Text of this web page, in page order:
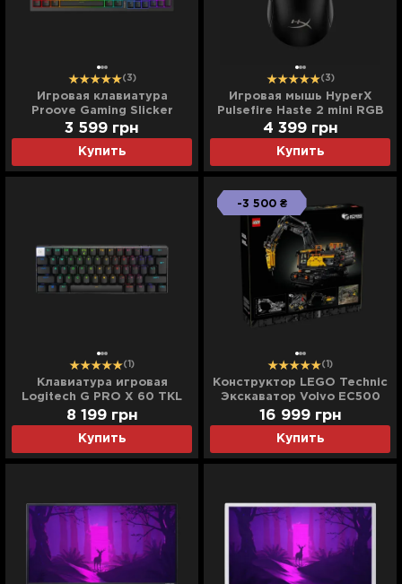
(3)
Игровая клавиатура
Proove Gaming Slicker
(Black) (UA)
Купить
3 599 грн
(3)
Игровая мышь HyperX
Pulsefire Haste 2 mini RGB
USB-A/WL/BT (Black) (UA)
Купить
4 399 грн
(1)
Клавиатура игровая
Logitech G PRO X 60 TKL
GX Optical Tactile (Black)
(UA)
Купить
8 199 грн
-3 500 ₴
(1)
Конструктор LEGO Technic
Экскаватор Volvo EC500
Hybrid (42215)
Купить
16 999 грн